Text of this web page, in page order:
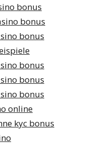
bonus
bonus
bonus
bonus
bonus
bonus
online
kyc bonus